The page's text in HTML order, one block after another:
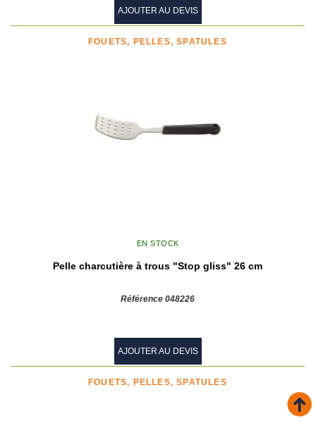
AJOUTER AU DEVIS
FOUETS, PELLES, SPATULES
EN STOCK
Pelle charcutière à trous "Stop gliss" 26 cm
Référence 048226
AJOUTER AU DEVIS
FOUETS, PELLES, SPATULES